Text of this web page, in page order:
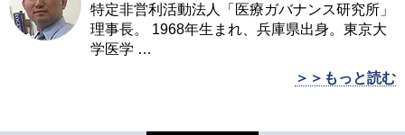
特定非営利活動法人「医療ガバナンス研究所」
理事長。 1968年生まれ、兵庫県出身。東京大
学医学 …
＞＞もっと読む